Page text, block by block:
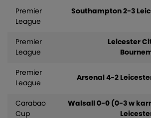
Premier
League
Southampton 2-3
Premier
League
Leicester
Premier
League
Arsenal 4-2
Carabao
Cup
Walsall 0-0 (0-3 w